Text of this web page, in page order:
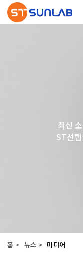
최신
ST선
홈 > 뉴스 > 미디어